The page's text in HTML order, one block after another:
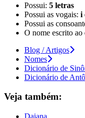
Possui: 5 letras
Possui as vogais: i
Possui as
O nome escrito ao
Blog / Artigos
Nomes
Dicionário de
Dicionário de
Veja também:
Daiana